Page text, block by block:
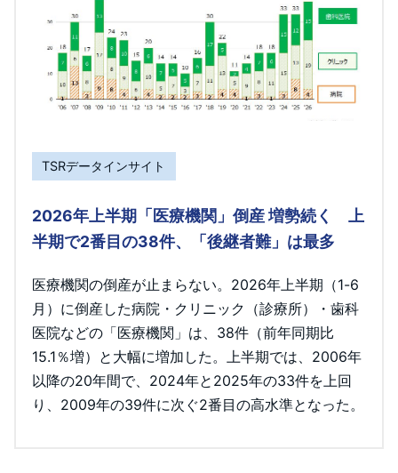
TSRデータインサイト
2026年上半期「医療機関」倒産 増勢続く 上
半期で2番目の38件、「後継者難」は最多
医療機関の倒産が止まらない。2026年上半期（1-6
月）に倒産した病院・クリニック（診療所）・歯科
医院などの「医療機関」は、38件（前年同期比
15.1％増）と大幅に増加した。上半期では、2006年
以降の20年間で、2024年と2025年の33件を上回
り、2009年の39件に次ぐ2番目の高水準となった。